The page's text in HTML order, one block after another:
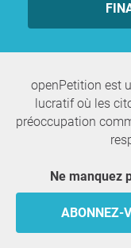
openPetition est
lucratif où les
préoccupation
Ne
ABONNEZ-